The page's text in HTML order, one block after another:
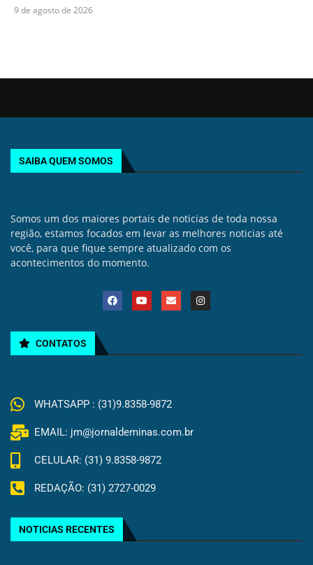
9 de agosto de 2026
SAIBA QUEM SOMOS
Somos um dos maiores portais de noticias de toda nossa
região, estamos focados em levar as melhores noticias até
você, para que fique sempre atualizado com os
acontecimentos do momento.
CONTATOS
WHATSAPP : (31)9.8358-9872
EMAIL: jm@jornaldeminas.com.br
CELULAR: (31) 9.8358-9872
REDAÇÃO: (31) 2727-0029
NOTICIAS RECENTES